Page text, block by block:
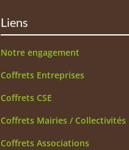
Liens
Notre engagement
Coffrets Entreprises
Coffrets CSE
Coffrets Mairies / Collectivités
Coffrets Associations